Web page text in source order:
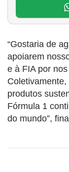
“Gostaria de
apoiarem
e à FIA por
produtos
Fórmula 1
do mundo”,